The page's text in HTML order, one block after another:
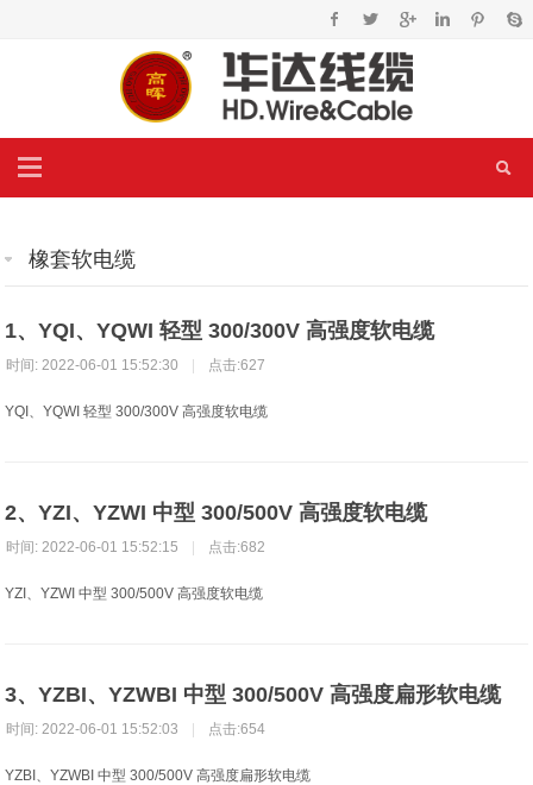
橡套软电缆
1、YQI、YQWI 轻型 300/300V 高强度软电缆
间: 2022-06-01 15:52:30 点击:627
YQI、YQWI 轻型 300/300V 高强度软电缆
2、YZI、YZWI 中型 300/500V 高强度软电缆
间: 2022-06-01 15:52:15 点击:682
YZI、YZWI 中型 300/500V 高强度软电缆
3、YZBI、YZWBI 中型 300/500V 高强度扁形软电缆
间: 2022-06-01 15:52:03 点击:654
YZBI、YZWBI 中型 300/500V 高强度扁形软电缆